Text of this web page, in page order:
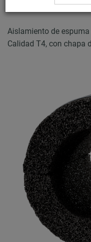
Aislamiento de
Calidad T4, con chapa